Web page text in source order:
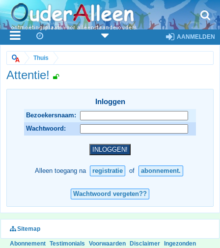
AANMELDEN
Thuis
Attentie!
Inloggen
Bezoekersnaam:
Wachtwoord:
Alleen toegang na registratie of abonnement.
Wachtwoord vergeten??
Sitemap
Abonnement Testimonials Voorwaarden Disclaimer Ingezonden